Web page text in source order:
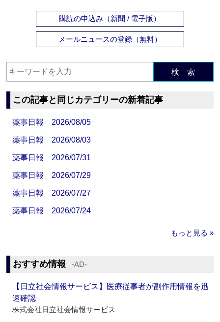
購読の申込み（新聞 / 電子版）
メールニュースの登録（無料）
検 索
この記事と同じカテゴリーの新着記事
薬事日報 2026/08/05
薬事日報 2026/08/03
薬事日報 2026/07/31
薬事日報 2026/07/29
薬事日報 2026/07/27
薬事日報 2026/07/24
もっと見る »
おすすめ情報 ‐AD‐
【日立社会情報サービス】医療従事者が副作用情報を迅
速確認
株式会社日立社会情報サービス